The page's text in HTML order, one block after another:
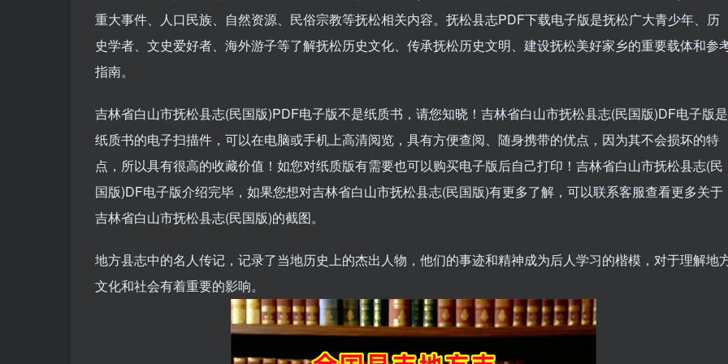
重大事件、人口民族、自然资源、民俗宗教等抚松相关内容。抚松县志PDF下载电子版是抚松广大青少年、历
史学者、文史爱好者、海外游子等了解抚松历史文化、传承抚松历史文明、建设抚松美好家乡的重要载体和参
指南。
吉林省白山市抚松县志(民国版)PDF电子版不是纸质书，请您知晓！吉林省白山市抚松县志(民国版)DF电子版是
纸质书的电子扫描件，可以在电脑或手机上高清阅览，具有方便查阅、随身携带的优点，因为其不会损坏的特
点，所以具有很高的收藏价值！如您对纸质版有需要也可以购买电子版后自己打印！吉林省白山市抚松县志(民
国版)DF电子版介绍完毕，如果您想对吉林省白山市抚松县志(民国版)有更多了解，可以联系客服查看更多关于
吉林省白山市抚松县志(民国版)的截图。
地方县志中的名人传记，记录了当地历史上的杰出人物，他们的事迹和精神成为后人学习的楷模，对于理解地
文化和社会有着重要的影响。